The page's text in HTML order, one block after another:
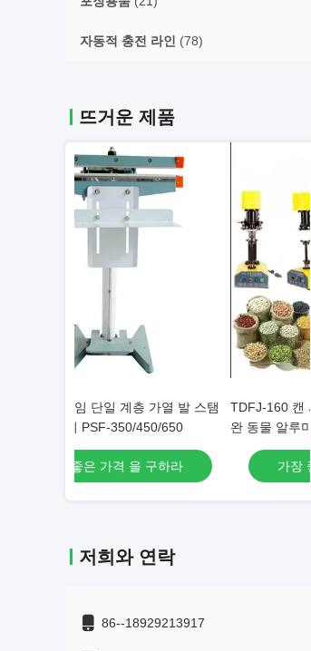
자동적 충전 라인 (78)
뜨거운 제품
TDFJ-160 캔 시머 폐쇄 톤 페이스트 틴 애
완 동물 알루미늄 캔 밀폐 시어링 기계
가장 좋은 가격 을 구하라
저희와 연락
86--18929213917